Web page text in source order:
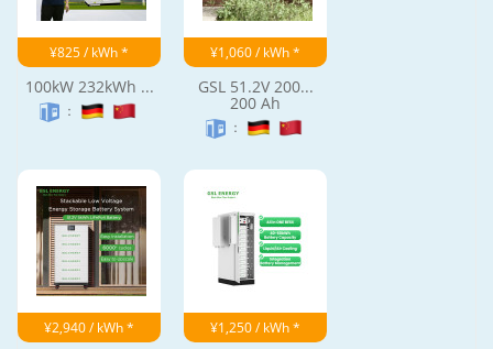
¥825 / kWh *
100kW 232kWh ...
：
¥1,060 / kWh *
GSL 51.2V 200...
200 Ah
：
¥2,940 / kWh * ¥1,250 / kWh *